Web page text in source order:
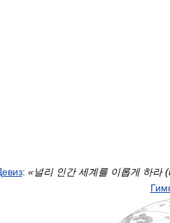
: «널리 인간 세계를 이롭게 하라